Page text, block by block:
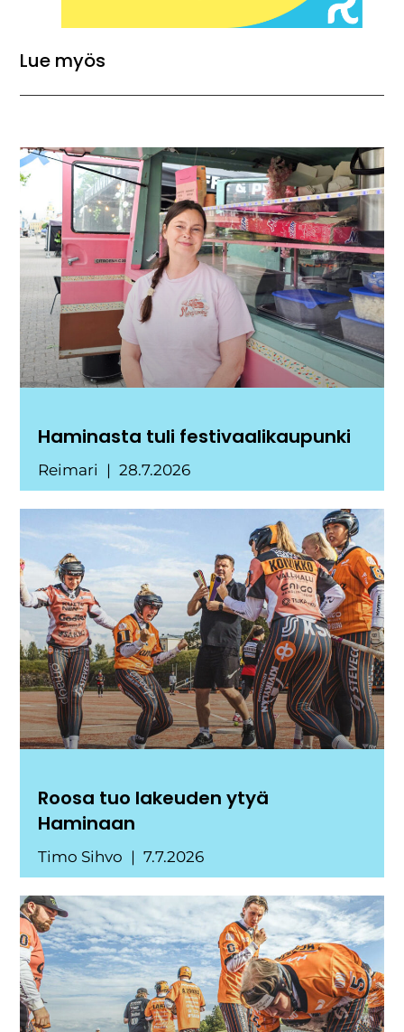
Lue myös
Haminasta tuli festivaalikaupunki
Reimari 28.7.2026
Roosa tuo lakeuden ytyä
Haminaan
Timo Sihvo 7.7.2026